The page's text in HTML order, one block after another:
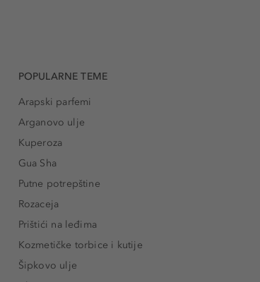
POPULARNE TEME
Arapski parfemi
Arganovo ulje
Kuperoza
Gua Sha
Putne potrepštine
Rozaceja
Prištići na leđima
Kozmetičke torbice i kutije
Šipkovo ulje